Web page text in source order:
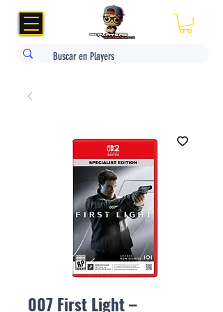
007 First Light –